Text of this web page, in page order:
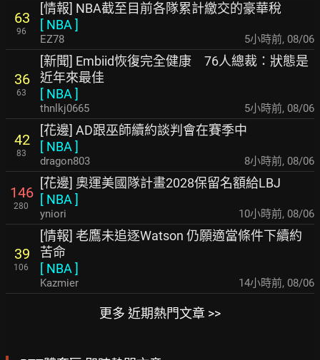
63
96
[情報] NBA截至目前各隊累計繳交的豪華稅
[ NBA]
EZ78 5小時前, 08/06
36
63
[新聞] Embiid恢復完全健康 76人總裁：狀態是
近年來最佳
[ NBA]
thnlkj0665 5小時前, 08/06
42
83
[花邊] AD跟巫師續約談判會在賽季中
[ NBA]
dragon803 8小時前, 08/06
146
280
[花邊] 奧運美國隊計畫2028保留名額給LBJ
[ NBA]
yniori 10小時前, 08/06
39
106
[情報] 老鷹未追逐Watson 仍願適當條件下續約
苦命
[ NBA]
Kazmier 14小時前, 08/06
更多 近期熱門文章 >>